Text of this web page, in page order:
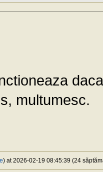
multumesc.
) at 2026-02-19 08:45:39 (24